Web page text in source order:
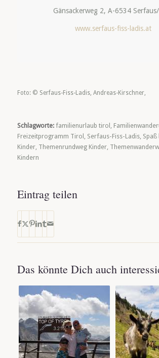
Gänsackerweg 2, A-6534
www.serfaus-fiss-ladis.at
Foto: © Serfaus-Fiss-Ladis, Andreas-Kirschner,
Schlagworte: familienurlaub tirol ,
Freizeitprogramm Tirol , Serfaus-Fiss-Ladis,
Kinder, Themenrundweg Kinder,
Kindern
Eintrag teilen
Das könnte Dich auch